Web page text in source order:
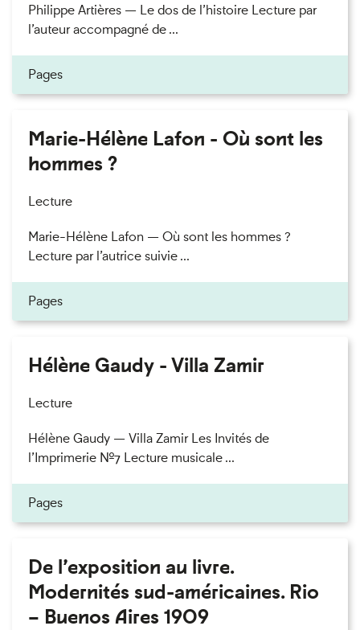
Philippe Artières — Le dos de l’histoire Lecture par
l’auteur accompagné de ...
Pages
Marie-Hélène Lafon - Où sont les
hommes ?
Lecture
Marie-Hélène Lafon — Où sont les hommes ?
Lecture par l’autrice suivie ...
Pages
Hélène Gaudy - Villa Zamir
Lecture
Hélène Gaudy — Villa Zamir Les Invités de
l’Imprimerie n°7 Lecture musicale ...
Pages
De l’exposition au livre.
Modernités sud-américaines. Rio
– Buenos Aires 1909